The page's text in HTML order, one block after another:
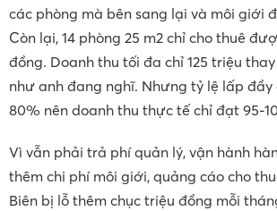
các phòng mà bên sang lại và môi giới
Còn lại, 14 phòng 25 m2 chỉ cho thuê
đồng. Doanh thu tối đa chỉ 125 triệu
như anh đang nghĩ. Nhưng tỷ lệ lấp
80% nên doanh thu thực tế chỉ đạt 95-
Vì vẫn phải trả phí quản lý, vận hành
thêm chi phí môi giới, quảng cáo cho
Biên bị lỗ thêm chục triệu đồng mỗi